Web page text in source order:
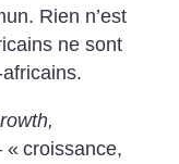
Rien n’est
ne sont
« croissance,